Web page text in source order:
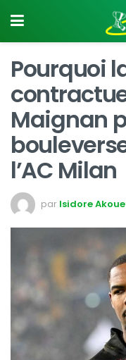
Pourquoi
Maignan
l’AC Milan
par Isidore